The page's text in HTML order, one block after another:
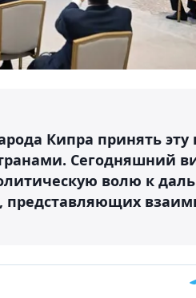
Кипра принять эту
Сегодняшний
волю к
представляющих